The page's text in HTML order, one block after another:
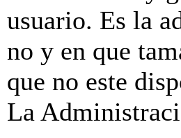
usuario. Es la
no y en que
que no este
La